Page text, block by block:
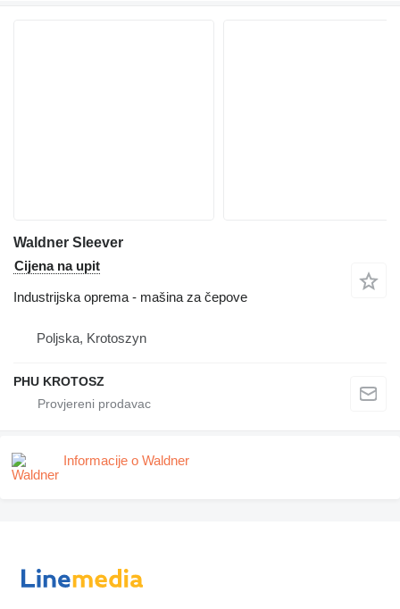
Waldner Sleever
Cijena na upit
Industrijska oprema - mašina za čepove
Poljska, Krotoszyn
PHU KROTOSZ
Informacije o Waldner